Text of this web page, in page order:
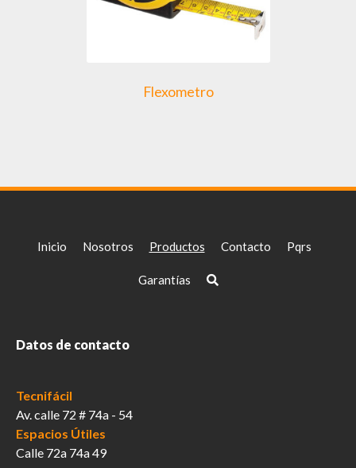
Flexometro
Inicio Nosotros Productos Contacto Pqrs
Garantías
Datos de contacto
Tecnifácil
Av. calle 72 # 74a - 54
Espacios Útiles
Calle 72a 74a 49